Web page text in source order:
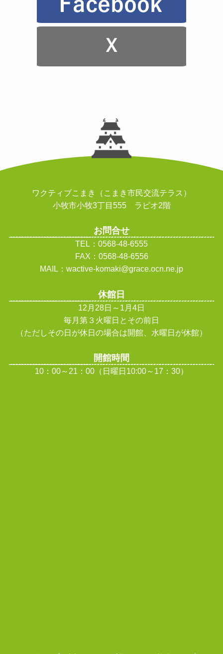
ワクティブこまき（こまき市民交流テラス）
小牧市小牧3丁目555 ラピオ2階
お問合せ
TEL：0568-48-6555
FAX：0568-48-6556
MAIL：wactive-komaki@grace.ocn.ne.jp
休館日
12月28日～1月4日
毎月第３火曜日とその前日
（ただしその日が休日の場合は開館、水曜日が休館）
開館時間
10：00～21：00（日曜日10:00～17：30）